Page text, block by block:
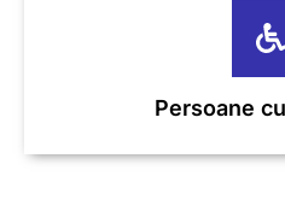
Persoane